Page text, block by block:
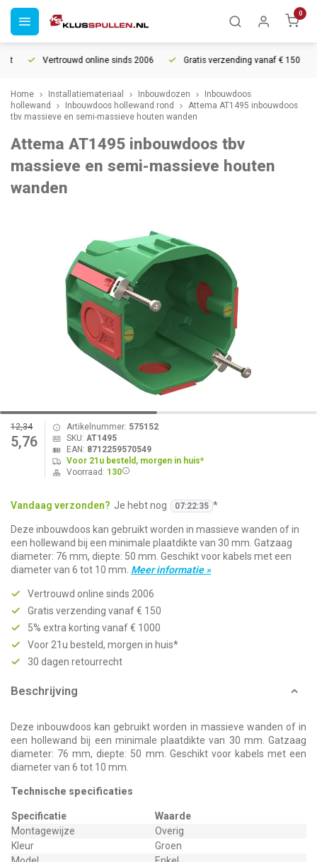
0
Vertrouwd online sinds 2006 Gratis verzending vanaf € 150
Home Installatiemateriaal Inbouwdozen
Inbouwdoos
hollewand
Inbouwdoos hollewand rond
Attema AT1495 inbouwdoos
tbv massieve en semi-massieve houten wanden
Attema AT1495 inbouwdoos tbv
massieve en semi-massieve houten
wanden
12,34
5,76
Artikelnummer: 575152
SKU: AT1495
EAN: 8712259570549
Voor 21u besteld, morgen in huis*
Voorraad: 130
Vandaag verzonden? Je hebt nog 07:22:35 *
Deze inbouwdoos kan gebruikt worden in massieve wanden of in
een hollewand bij een minimale plaatdikte van 30 mm. Gatzaag
diameter: 76 mm, diepte: 50 mm. Geschikt voor kabels met een
diameter van 6 tot 10 mm. Meer informatie »
Vertrouwd online sinds 2006
Gratis verzending vanaf € 150
5% extra korting vanaf € 1000
Voor 21u besteld, morgen in huis*
30 dagen retourrecht
Beschrijving
Deze inbouwdoos kan gebruikt worden in massieve wanden of in
een hollewand bij een minimale plaatdikte van 30 mm. Gatzaag
diameter: 76 mm, diepte: 50 mm. Geschikt voor kabels met een
diameter van 6 tot 10 mm.
Technische specificaties
Specificatie
Waarde
Montagewijze
Overig
Kleur
Groen